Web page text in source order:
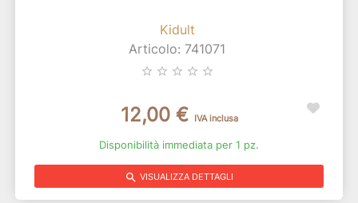
Kidult
Articolo: 741071
star_border star_border star_border star_border star_border
12,00 € IVA inclusa
Disponibilità immediata per 1 pz.
search VISUALIZZA DETTAGLI